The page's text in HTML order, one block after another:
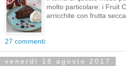
molto particolare: i Fruit
arricchite con frutta secca
27 commenti:
venerdì 18 agosto 2017